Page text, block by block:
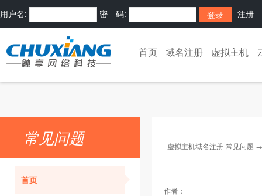
用户名: 密 码: 注册
首页 域名注册 虚拟主机
常见问题
首页
虚拟主机域名注册-常见问题
作者：